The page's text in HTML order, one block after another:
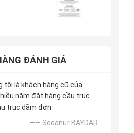
ĐÁNH GIÁ
tôi là khách hàng cũ của
năm đặt hàng cầu trục
trục dầm đơn
—— Sedanur BAYDAR